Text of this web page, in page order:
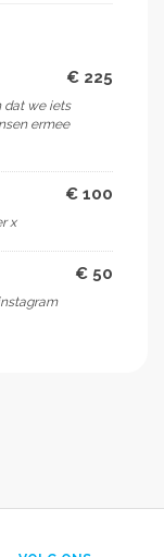
€ 225
dat we iets
ermee
€ 100
x
€ 50